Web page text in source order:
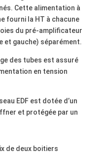
Cette alimentation à
fourni la HT à chacune
du pré-amplificateur
et gauche) séparément.
des tubes est assuré
en tension
EDF est dotée d’un
et protégée par un
de deux boitiers